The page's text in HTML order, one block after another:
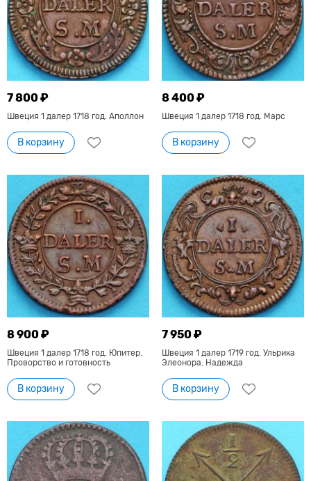
7 800 ₽
Швеция 1 далер 1718 год. Аполлон
В корзину
8 400 ₽
Швеция 1 далер 1718 год. Марс
В корзину
8 900 ₽
Швеция 1 далер 1718 год. Юпитер.
Проворство и готовность
В корзину
7 950 ₽
Швеция 1 далер 1719 год. Ульрика
Элеонора. Надежда
В корзину